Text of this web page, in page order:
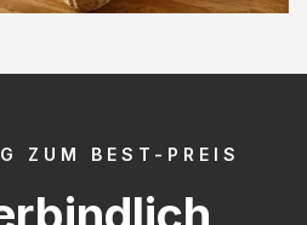
ZUM BEST-PREIS